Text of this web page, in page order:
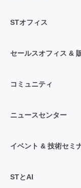
STオフィス
セールスオフィス &
コミュニティ
ニュースセンター
イベント & 技術セミ
STとAI